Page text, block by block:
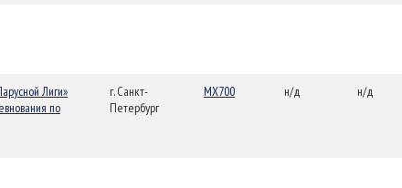
Лиги»
по
г. Санкт-
Петербург
MX700 н/д н/д